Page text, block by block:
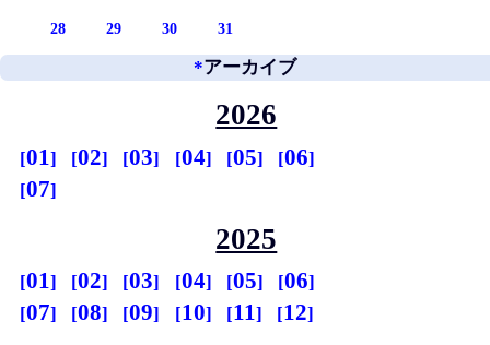
28 29 30 31
*アーカイブ
2026
01 02 03 04 05
06
07
2025
01 02 03 04 05
06
07
08 09 10 11 12